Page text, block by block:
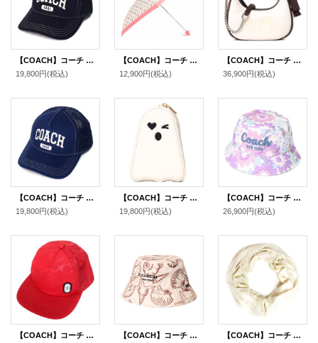
【COACH】コーチ キャップ 帽子 シグネチャー コットン メッシュ ロゴ エンブロイダード トラッカー ハット ブラック XS/S〔日本未発売〕
19,800円(税込)
【COACH】コーチ シグネチャー 花柄 フラワー ロゴ ミニ アンブレラ コンパクト 折りたたみ傘 チャークマルチ（日本未発売）
12,900円(税込)
【COACH】コーチ ハンドバッグ ペブルレザー シグネチャー カルメン ミニ 2way チェーン クロスボディ 斜め掛け ショルダーバッグ チャークマルチ（日本未発売）
36,900円(税込)
【COACH】コーチ キャップ 帽子 シグネチャー コットン メッシュ ロゴ エンブロイダード トラッカー ハット ネイビー XS/S〔日本未発売〕
19,800円(税込)
【COACH】コーチ レザー ゴースト おばけ ジップ コインポーチ コインケース チャークマルチ〔日本未発売〕
19,800円(税込)
【COACH】コーチ バケハ 帽子 コットン 刺繡 シグネチャー ロゴ フラワー 花柄 フローラル プリント バケット ハット サファリハット パープルマルチ〔日本未発売〕
26,900円(税込)
【COACH】コーチ ナイロン シグネチャー トラッカー ハット キャップ 帽子 レッド〔日本未発売〕
【COACH】コーチ バケハ 帽子 コットン シグネチャー シェル 貝殻 プリント バケット ハット サファリハット ダークナチュラル〔日本未発売〕
【COACH】コーチ ウール レーヨン シグネチャー ショール ストール チャーク〔日本未発売〕